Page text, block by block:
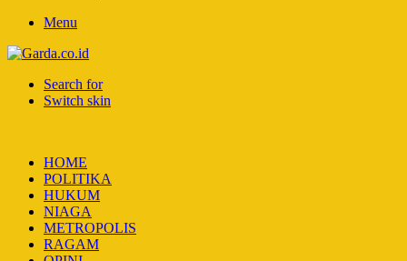
Menu
Search for
Switch skin
HOME
POLITIKA
HUKUM
NIAGA
METROPOLIS
RAGAM